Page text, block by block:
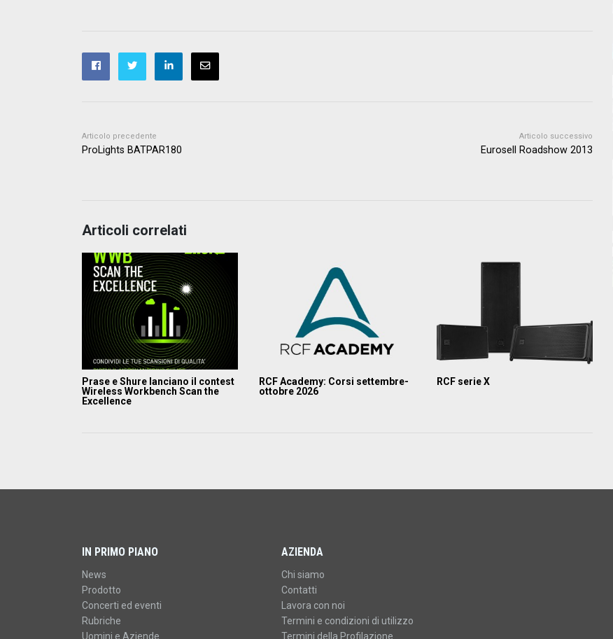
Articolo precedente
ProLights BATPAR180
Articolo successivo
Eurosell Roadshow 2013
Articoli correlati
Prase e Shure lanciano il contest
Wireless Workbench Scan the
Excellence
RCF Academy: Corsi settembre-
ottobre 2026
RCF serie X
IN PRIMO PIANO
News
Prodotto
Concerti ed eventi
Rubriche
Uomini e Aziende
AZIENDA
Chi siamo
Contatti
Lavora con noi
Termini e condizioni di utilizzo
Termini della Profilazione